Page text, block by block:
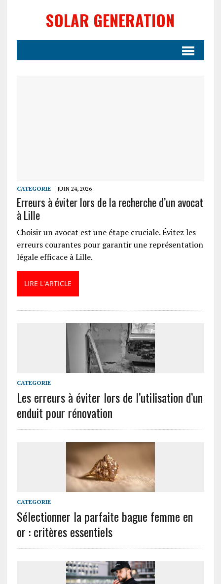
SOLAR GENERATION
CATEGORIE JUIN 24, 2026
Erreurs à éviter lors de la recherche d’un avocat
à Lille
Choisir un avocat est une étape cruciale. Évitez les
erreurs courantes pour garantir une représentation
légale efficace à Lille.
LIRE L'ARTICLE
CATEGORIE
Les erreurs à éviter lors de l’utilisation d’un
enduit pour rénovation
CATEGORIE
Sélectionner la parfaite bague femme en
or : critères essentiels